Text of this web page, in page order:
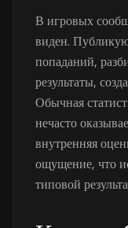
В игровых
виден.
попаданий,
результаты,
Обычная
нечасто
внутренняя
ощущение, что
типовой